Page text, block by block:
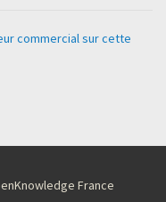
commercial sur cette
France